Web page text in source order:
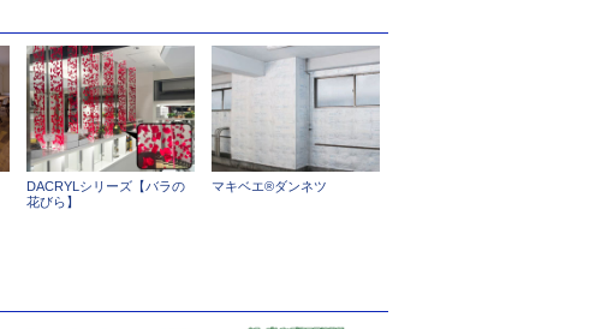
DACRYLシリーズ【バラの
花びら】
マキベエ®ダンネツ